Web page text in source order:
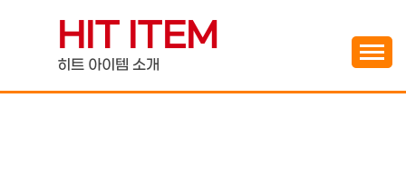
contentHIT ITEM
히트 아이템 소개